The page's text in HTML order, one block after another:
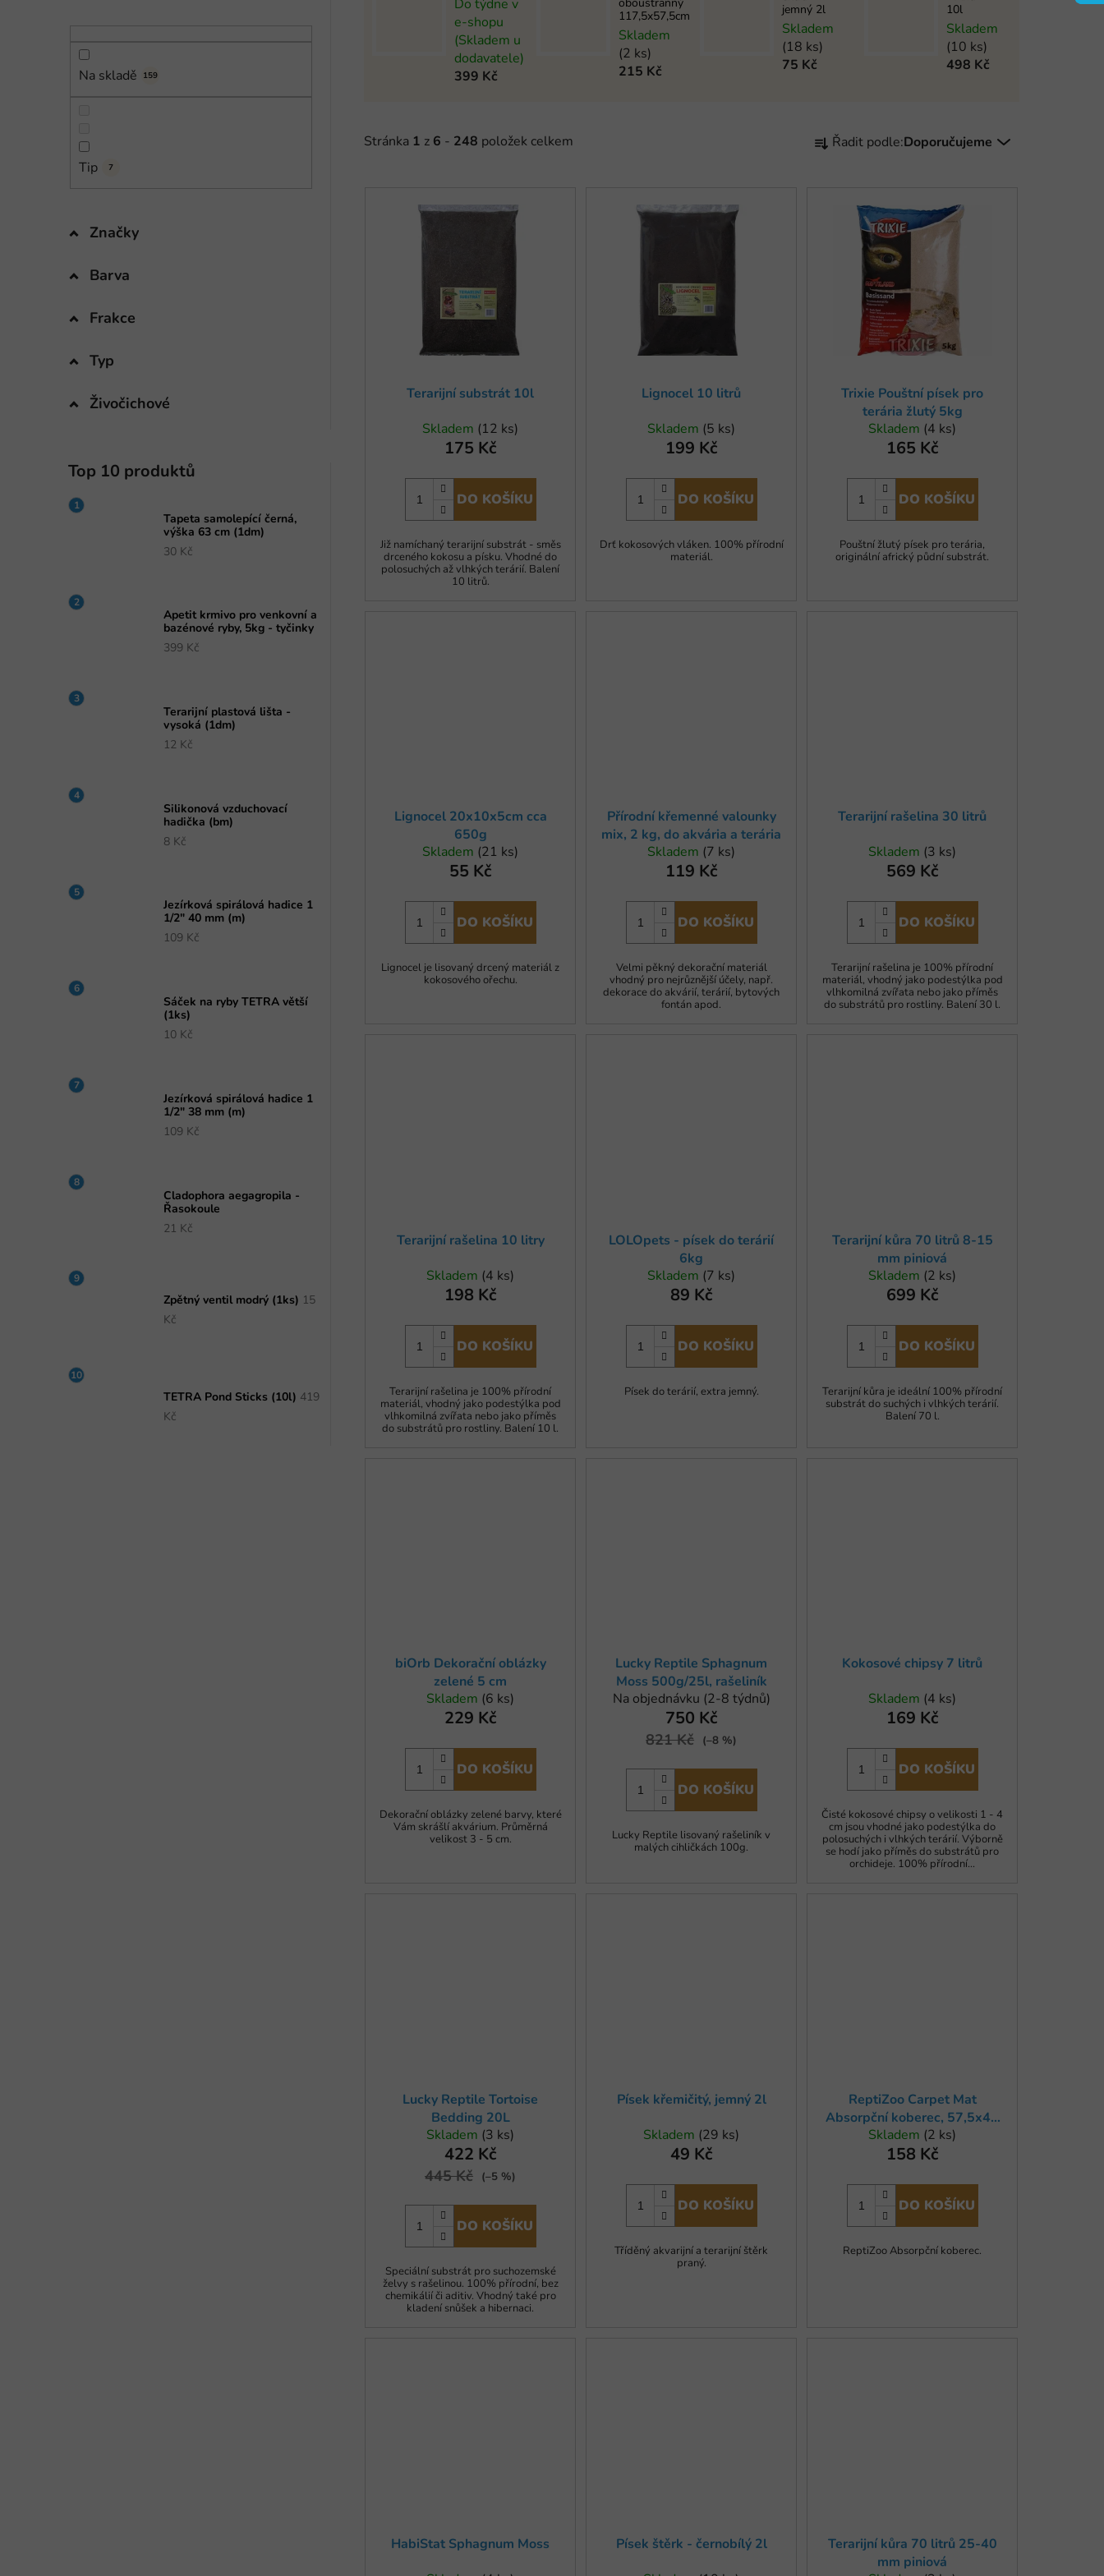
Na skladě 159
Tip 7
Značky
Barva
Frakce
Typ
Živočichové
Top 10 produktů
Tapeta samolepící černá,
výška 63 cm (1dm)
30 Kč
Apetit krmivo pro venkovní a
bazénové ryby, 5kg - tyčinky
399 Kč
Terarijní plastová lišta -
vysoká (1dm)
12 Kč
Silikonová vzduchovací
hadička (bm)
8 Kč
Jezírková spirálová hadice 1
1/2" 40 mm (m)
109 Kč
Sáček na ryby TETRA větší
(1ks)
10 Kč
Jezírková spirálová hadice 1
1/2" 38 mm (m)
109 Kč
Cladophora aegagropila -
Řasokoule
21 Kč
Zpětný ventil modrý (1ks) 15
Kč
TETRA Pond Sticks (10l) 419
Kč
Do týdne v
e-shopu
(Skladem u
dodavatele)
399 Kč
117,5x57,5cm
Skladem
(2 ks)
215 Kč
jemný 2l
Skladem
(18 ks)
75 Kč
10l
Skladem
(10 ks)
498 Kč
Stránka 1 z 6 - 248 položek celkem
a Řadit podle:Doporučujeme
Terarijní substrát 10l
Skladem (12 ks)
175 Kč
DO KOŠÍKU
Již namíchaný terarijní substrát - směs
drceného kokosu a písku. Vhodné do
polosuchých až vlhkých terárií. Balení
10 litrů.
Lignocel 10 litrů
Skladem (5 ks)
199 Kč
DO KOŠÍKU
Drť kokosových vláken. 100% přírodní
materiál.
Trixie Pouštní písek pro
terária žlutý 5kg
Skladem (4 ks)
165 Kč
DO KOŠÍKU
Pouštní žlutý písek pro terária,
originální africký půdní substrát.
Lignocel 20x10x5cm cca
650g
Skladem (21 ks)
55 Kč
DO KOŠÍKU
Lignocel je lisovaný drcený materiál z
kokosového ořechu.
Přírodní křemenné valounky
mix, 2 kg, do akvária a terária
Skladem (7 ks)
119 Kč
DO KOŠÍKU
Velmi pěkný dekorační materiál
vhodný pro nejrůznější účely, např.
dekorace do akvárií, terárií, bytových
fontán apod.
Terarijní rašelina 30 litrů
Skladem (3 ks)
569 Kč
DO KOŠÍKU
Terarijní rašelina je 100% přírodní
materiál, vhodný jako podestýlka pod
vlhkomilná zvířata nebo jako příměs
do substrátů pro rostliny. Balení 30 l.
Terarijní rašelina 10 litry
Skladem (4 ks)
198 Kč
DO KOŠÍKU
Terarijní rašelina je 100% přírodní
materiál, vhodný jako podestýlka pod
vlhkomilná zvířata nebo jako příměs
do substrátů pro rostliny. Balení 10 l.
LOLOpets - písek do terárií
6kg
Skladem (7 ks)
89 Kč
DO KOŠÍKU
Písek do terárií, extra jemný.
Terarijní kůra 70 litrů 8-15
mm piniová
Skladem (2 ks)
699 Kč
DO KOŠÍKU
Terarijní kůra je ideální 100% přírodní
substrát do suchých i vlhkých terárií.
Balení 70 l.
biOrb Dekorační oblázky
zelené 5 cm
Skladem (6 ks)
229 Kč
DO KOŠÍKU
Dekorační oblázky zelené barvy, které
Vám skrášlí akvárium. Průměrná
velikost 3 - 5 cm.
Lucky Reptile Sphagnum
Moss 500g/25l, rašeliník
Na objednávku (2-8 týdnů)
750 Kč
821 Kč (–8 %)
DO KOŠÍKU
Lucky Reptile lisovaný rašeliník v
malých cihličkách 100g.
Kokosové chipsy 7 litrů
Skladem (4 ks)
169 Kč
DO KOŠÍKU
Čisté kokosové chipsy o velikosti 1 - 4
cm jsou vhodné jako podestýlka do
polosuchých i vlhkých terárií. Výborně
se hodí jako příměs do substrátů pro
orchideje. 100% přírodní...
Lucky Reptile Tortoise
Bedding 20L
Skladem (3 ks)
422 Kč
445 Kč (–5 %)
DO KOŠÍKU
Speciální substrát pro suchozemské
želvy s rašelinou. 100% přírodní, bez
chemikálií či aditiv. Vhodný také pro
kladení snůšek a hibernaci.
Písek křemičitý, jemný 2l
Skladem (29 ks)
49 Kč
DO KOŠÍKU
Tříděný akvarijní a terarijní štěrk
praný.
ReptiZoo Carpet Mat
Absorpční koberec, 57,5x43
cm
Skladem (2 ks)
158 Kč
DO KOŠÍKU
ReptiZoo Absorpční koberec.
HabiStat Sphagnum Moss
Písek štěrk - černobílý 2l
Terarijní kůra 70 litrů 25-40
mm piniová